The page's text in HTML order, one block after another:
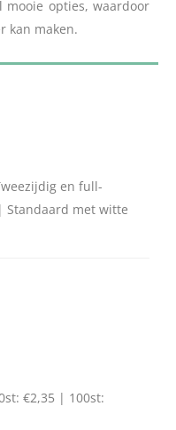
mooie opties, waardoor
kan maken.
en full-
met witte
€2,35 | 100st: